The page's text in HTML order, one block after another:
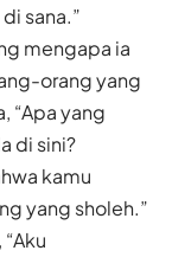
sana.”
mengapa ia
orang yang
“Apa yang
di sini?
kamu
yang sholeh.”